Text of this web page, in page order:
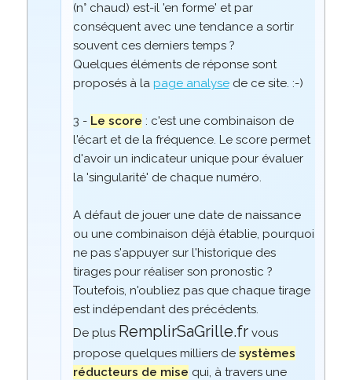
(n° chaud) est-il 'en forme' et par
conséquent avec une tendance a sortir
souvent ces derniers temps ?
Quelques éléments de réponse sont
proposés à la page analysede ce site. :-)
3 - Le score : c'est une combinaison de
l'écart et de la fréquence. Le score permet
d'avoir un indicateur unique pour évaluer
la 'singularité' de chaque numéro.
A défaut de jouer une date de naissance
ou une combinaison déjà établie, pourquoi
ne pas s'appuyer sur l'historique des
tirages pour réaliser son pronostic ?
Toutefois, n'oubliez pas que chaque tirage
est indépendant des précédents.
De plus RemplirSaGrille.frvous
propose quelques milliers de systèmes
réducteurs de mise qui, à travers une